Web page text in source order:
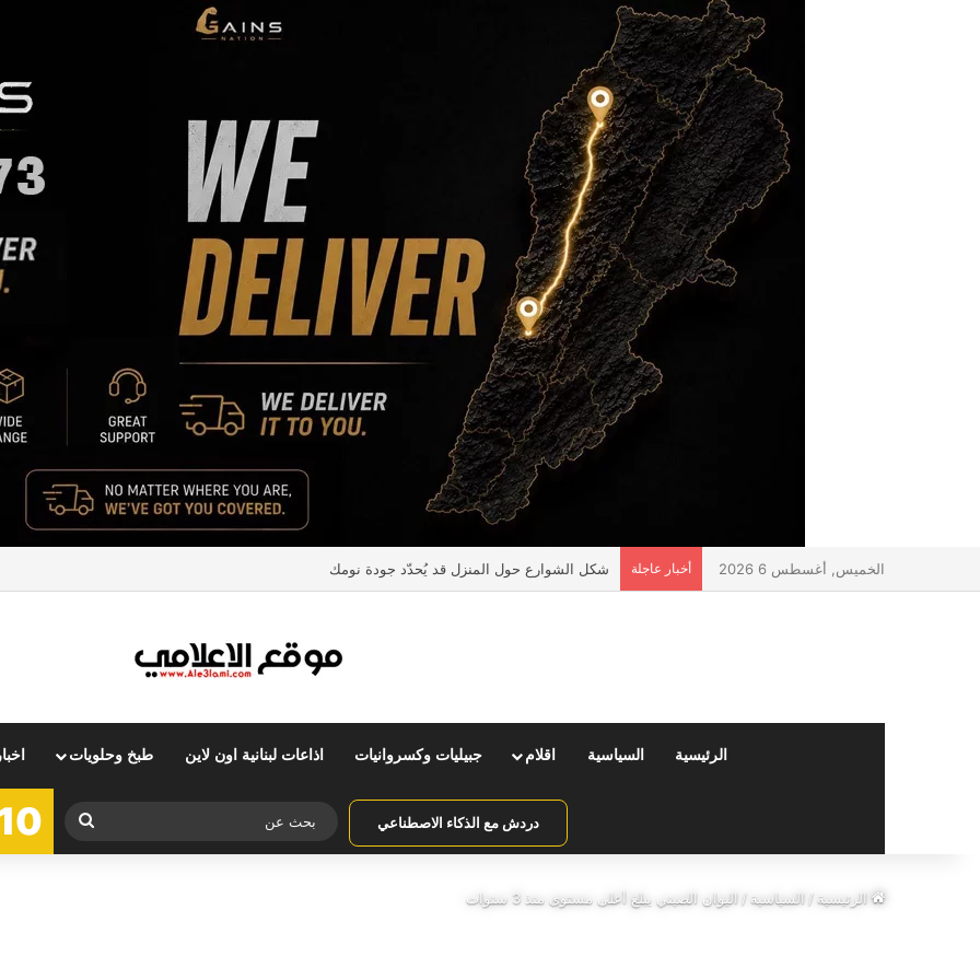
الخميس, أغسطس 6 2026 أخبار عاجلة شكل الشوارع حول المنزل قد يُحدّد جودة نومك
الرئيسية السياسية اقلام جبيليات وكسروانيات اذاعات لبنانية اون لاين طبخ وحلويات
دردش مع الذكاء الاصطناعي
بحث
عن
الرئيسية/ السياسية/ اليوان الصيني يبلغ أعلى مستوى منذ 3 سنوات